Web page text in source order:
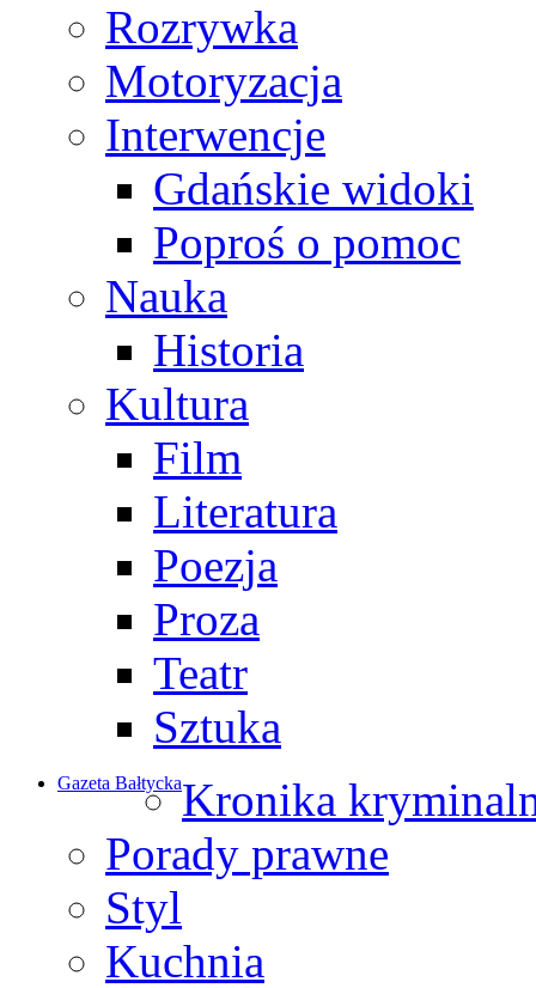
Rozrywka
Motoryzacja
Interwencje
Gdańskie widoki
Poproś o pomoc
Nauka
Historia
Kultura
Film
Literatura
Poezja
Proza
Teatr
Sztuka
Gazeta BałtyckaKronika
Porady prawne
Styl
Kuchnia